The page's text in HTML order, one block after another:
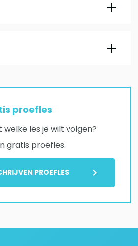
proefles
welke les je wilt volgen?
gratis proefles.
PROEFLES